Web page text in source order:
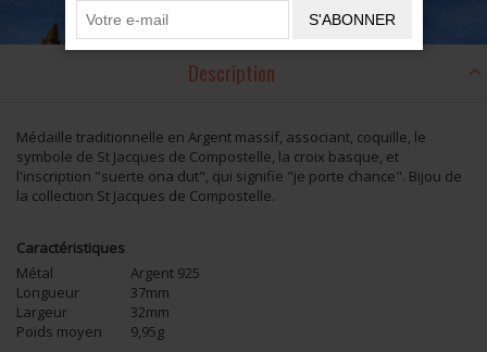
Description
Médaille traditionnelle en Argent massif, associant, coquille, le
symbole de St Jacques de Compostelle, la croix basque, et
l'inscription "suerte ona dut", qui signifie "je porte chance". Bijou de
la collection St Jacques de Compostelle.
Caractéristiques
Métal
Argent 925
Longueur
37mm
Largeur
32mm
Poids moyen
9,95g
S'ABONNER